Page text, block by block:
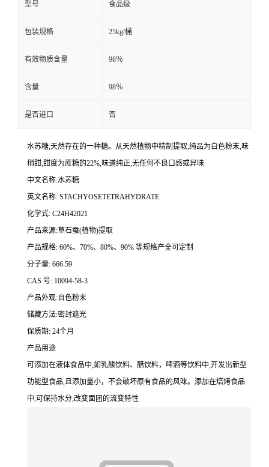
型号 食品级
包装规格 25kg/桶
有效物质含量 98％
含量 98％
是否进口 否
水苏糖,天然存在的一种糖。从天然植物中精制提取,纯品为白色粉末,味
稍甜,甜度为蔗糖的22%,味道纯正,无任何不良口感或异味
中文名称:水苏糖
英文名称: STACHYOSETETRAHYDRATE
化学式: C24H42021
产品来源:草石蚕(植物)提取
产品规格: 60%、70%、80%、90% 等规格产全可定制
分子量: 666.59
CAS 号: 10094-58-3
产品外观:自色粉末
储藏方法:密封遮光
保质期: 24个月
产品用途
可添加在液体食品中,如乳酸饮料、醋饮料，啤酒等饮料中,开发出新型
功能型食品,且添加量小，不会破坏原有食品的风味。添加在焙烤食品
中,可保持水分,改变面团的流变特性